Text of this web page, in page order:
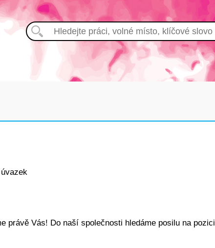
právě Vás! Do naší společnosti hledáme posilu na pozici